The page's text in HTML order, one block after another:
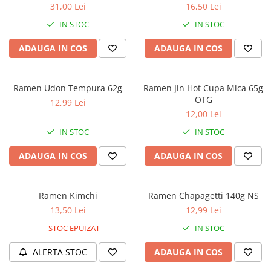
31,00 Lei
IN STOC
ADAUGA IN COS
16,50 Lei
IN STOC
ADAUGA IN COS
Ramen Udon Tempura 62g
12,99 Lei
IN STOC
ADAUGA IN COS
Ramen Jin Hot Cupa Mica 65g
OTG
12,00 Lei
IN STOC
ADAUGA IN COS
Ramen Kimchi
13,50 Lei
STOC EPUIZAT
ALERTA STOC
Ramen Chapagetti 140g NS
12,99 Lei
IN STOC
ADAUGA IN COS